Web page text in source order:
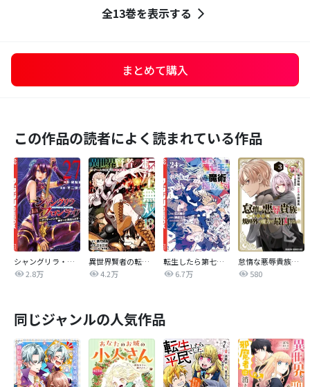
全13巻を表示する
まとめて購入
この作品の読者によく読まれている作品
シャングリラ・フロンティア
2.8万
異世界賢者の転生無双 ～ゲームの知識で異世界最強～
4.2万
転生したら第七王子だったので、気ままに魔術を極めます
6.7万
怠惰な悪辱貴族に転生した俺、シナリオをぶっ壊したら規格外の魔力で最凶になった
580
同じジャンルの人気作品